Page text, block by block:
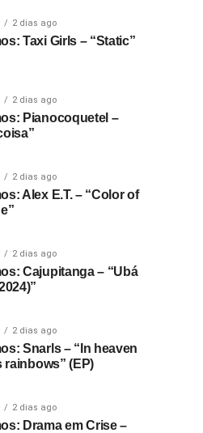
2 dias ago
Taxi Girls – “Static”
2 dias ago
Pianocoquetel –
2 dias ago
Alex E.T. – “Color of
2 dias ago
Cajupitanga – “Ubá
2 dias ago
Snarls – “In heaven
rainbows” (EP)
2 dias ago
Drama em Crise –